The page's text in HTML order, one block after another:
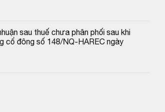
sau thuế chưa phân phối sau khi
cổ đông số 148/NQ-HAREC ngày